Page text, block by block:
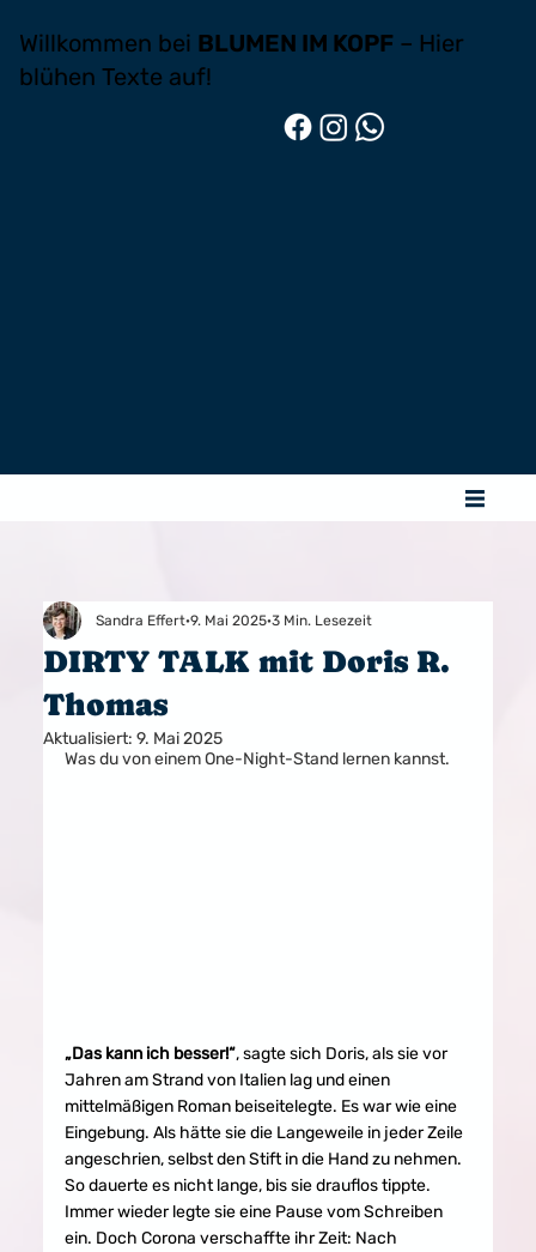
Willkommen bei BLUMEN IM KOPF– Hier
blühen Texte auf!
DIRTY TALK mit Doris R.
Thomas
Sandra Effert 9. Mai 2025 3 Min. Lesezeit
Aktualisiert: 9. Mai 2025
Was du von einem One-Night-Stand lernen kannst.
„Das kann ich besser!“, sagte sich Doris, als sie vor
Jahren am Strand von Italien lag und einen
mittelmäßigen Roman beiseitelegte. Es war wie eine
Eingebung. Als hätte sie die Langeweile in jeder Zeile
angeschrien, selbst den Stift in die Hand zu nehmen.
So dauerte es nicht lange, bis sie drauflos tippte.
Immer wieder legte sie eine Pause vom Schreiben
ein. Doch Corona verschaffte ihr Zeit: Nach